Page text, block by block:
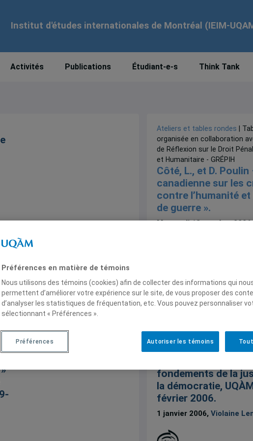
Institut d'études internationales de Montréal (IEIM-
Activités Publications Étudiant-e-s Think Tank
Ateliers et tables rondes |
organisée en collaboration
de Réflexion sur le Droit
et Humanitaire - GRÉPIH
Côté, L., et D. Poulin
canadienne sur les
contre l’humanité
de guerre ».
Mercredi 18 octobre 2006
le droit et la justice
conférences de la
fondements de la
la démocratie,
février 2006.
1 janvier 2006, Violaine
Préférences en matière de témoins
Nous utilisons des témoins (cookies) afin de collecter des informations qui
permettent d’améliorer votre expérience sur le site, de vous proposer des
d’analyser les statistiques de fréquentation, etc. Vous pouvez personnaliser
sélectionnant « Préférences ».
Autoriser les témoins
Préférences